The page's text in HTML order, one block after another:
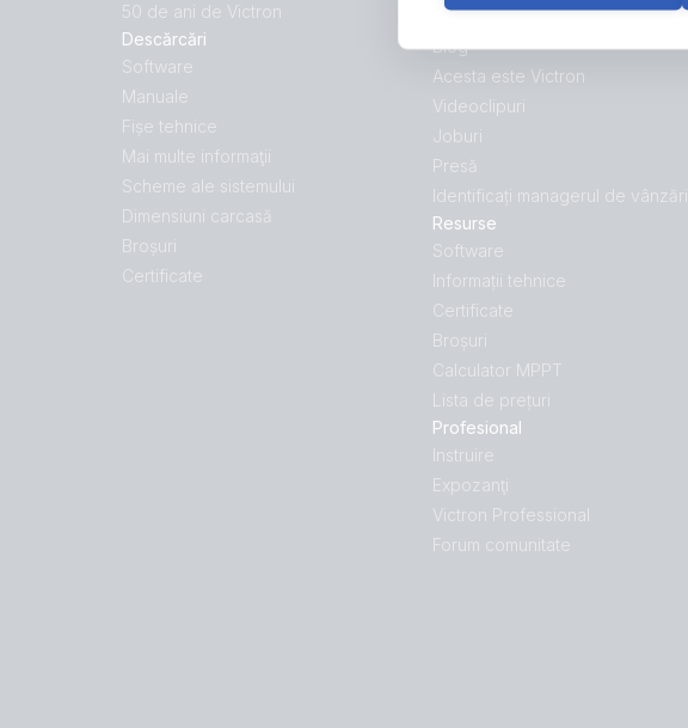
50 de ani de Victron
Descărcări
Software
Manuale
Fișe tehnice
Mai multe informaţii
Scheme ale sistemului
Dimensiuni carcasă
Broșuri
Certificate
Contact
Blog
Acesta este Victron
Videoclipuri
Joburi
Presă
Identificați managerul de vânzări
Resurse
Software
Informații tehnice
Certificate
Broșuri
Calculator MPPT
Lista de prețuri
Profesional
Instruire
Expozanţi
Victron Professional
Forum comunitate